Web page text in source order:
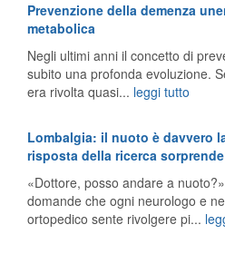
Prevenzione della demenza
metabolica
Negli ultimi anni il concetto di
subito una profonda evoluzione.
era rivolta quasi... leggi tutto
Lombalgia: il nuoto è davvero
risposta della ricerca sorprende
«Dottore, posso andare a
domande che ogni neurologo e
ortopedico sente rivolgere pi...